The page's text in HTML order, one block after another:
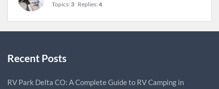
Topics: 3 Replies: 4
Recent Posts
RV Park Delta CO: A Complete Guide to RV Camping in